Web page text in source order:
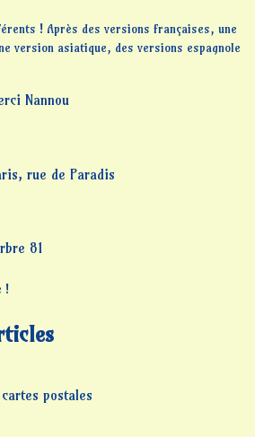
! Après des versions françaises, une
version asiatique, des versions espagnole
Nannou
rue de Paradis
81
!
postales